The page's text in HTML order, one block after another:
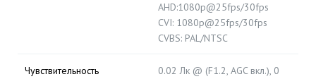
AHD:1080p@25fps/30fps
CVI: 1080p@25fps/30fps
CVBS: PAL/NTSC
Чувствительность
0.02 Лк @ (F1.2, AGC вкл.), 0